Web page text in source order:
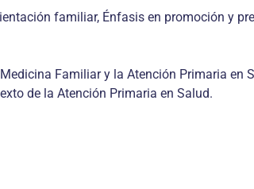
familiar, Énfasis en promoción y
Familiar y la Atención Primaria en
de la Atención Primaria en Salud.